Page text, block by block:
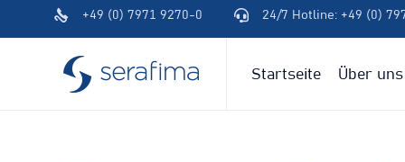
(+49)
791
94600-
+49 (0) 7971 9270-0
(+49)
791
24/7 Hotline: +49 (0)
Startseite Über uns